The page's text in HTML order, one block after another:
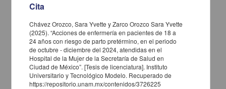
Rehabilitación con implantes dentales all on four: reporte de caso
Castañeda Ceballos, Jorge Guillermo; Said Contreras Dafne
Medicina y Ciencias de la Salud
Cita
Chávez Orozco, Sara Yvette y Zarco Orozco Sara Yvette
(2025). “Acciones de enfermería en pacientes de 18 a
24 años con riesgo de parto pretérmino, en el periodo
de octubre - diciembre del 2024, atendidas en el
Hospital de la Mujer de la Secretaría de Salud en
Ciudad de México”. [Tesis de licenciatura]. Instituto
Universitario y Tecnológico Modelo. Recuperado de
https://repositorio.unam.mx/contenidos/3726225